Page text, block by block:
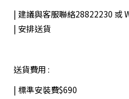
| 建議與客服聯絡28822230 或
| 安排送貨
送貨費用 :
| 標準安裝費$690